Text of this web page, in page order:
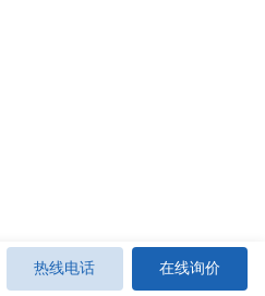
热线电话 在线询价